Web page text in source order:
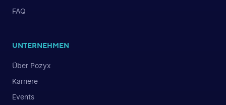
FAQ
UNTERNEHMEN
Über Pozyx
Karriere
Events